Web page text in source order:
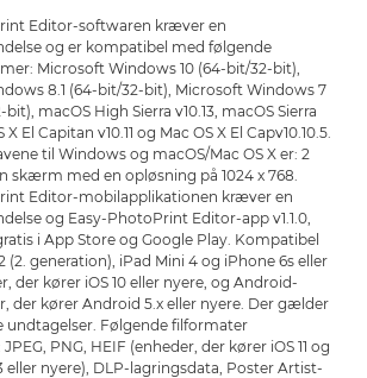
Editor-softwaren kræver en
og er kompatibel med følgende
Microsoft Windows 10 (64-bit/32-bit),
8.1 (64-bit/32-bit), Microsoft Windows 7
bit), macOS High Sierra v10.13, macOS Sierra
X El Capitan v10.11 og Mac OS X El Capv10.10.5.
til Windows og macOS/Mac OS X er: 2
skærm med en opløsning på 1024 x 768.
Editor-mobilapplikationen kræver en
og Easy-PhotoPrint Editor-app v1.1.0,
i App Store og Google Play. Kompatibel
(2. generation), iPad Mini 4 og iPhone 6s eller
der kører iOS 10 eller nyere, og Android-
der kører Android 5.x eller nyere. Der gælder
undtagelser. Følgende filformater
PNG, HEIF (enheder, der kører iOS 11 og
eller nyere), DLP-lagringsdata, Poster Artist-